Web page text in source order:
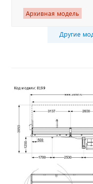
Архивная модель
Другие